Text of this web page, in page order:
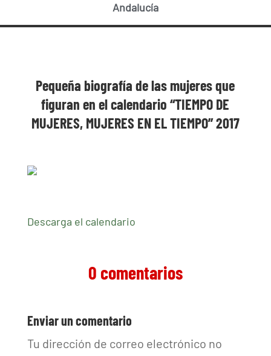
Andalucía
Pequeña biografía de las mujeres que
figuran en el calendario “TIEMPO DE
MUJERES, MUJERES EN EL TIEMPO” 2017
Descarga el calendario
0 comentarios
Enviar un comentario
Tu dirección de correo electrónico no